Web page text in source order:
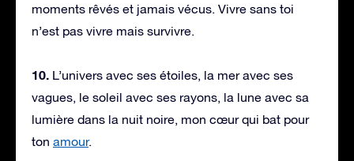
moments rêvés et jamais vécus. Vivre sans toi
n’est pas vivre mais survivre.
10. L’univers avec ses étoiles, la mer avec ses
vagues, le soleil avec ses rayons, la lune avec sa
lumière dans la nuit noire, mon cœur qui bat pour
ton amour.